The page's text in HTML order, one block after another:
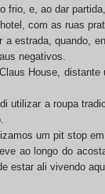
frio, e, ao dar
com as ruas
a estrada, quando,
negativos.
House,
utilizar a roupa
um pit stop
ao longo do
estar ali vivendo